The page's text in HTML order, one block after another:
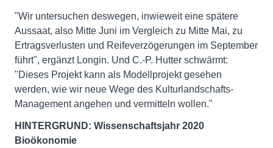
"Wir untersuchen deswegen, inwieweit eine spätere
Aussaat, also Mitte Juni im Vergleich zu Mitte Mai, zu
Ertragsverlusten und Reifeverzögerungen im September
führt", ergänzt Longin. Und C.-P. Hutter schwärmt:
"Dieses Projekt kann als Modellprojekt gesehen
werden, wie wir neue Wege des Kulturlandschafts-
Management angehen und vermitteln wollen."
HINTERGRUND: Wissenschaftsjahr 2020
Bioökonomie